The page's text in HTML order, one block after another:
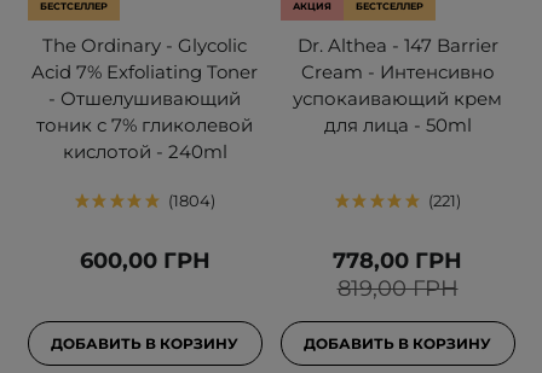
БЕСТСЕЛЛЕР
The Ordinary - Glycolic
Acid 7% Exfoliating Toner
- Отшелушивающий
тоник с 7% гликолевой
кислотой - 240ml
1804
600,00 ГРН
ДОБАВИТЬ В КОРЗИНУ
АКЦИЯ БЕСТСЕЛЛЕР
Dr. Althea - 147 Barrier
Cream - Интенсивно
успокаивающий крем
для лица - 50ml
221
819,00 ГРН
778,00 ГРН
ДОБАВИТЬ В КОРЗИНУ